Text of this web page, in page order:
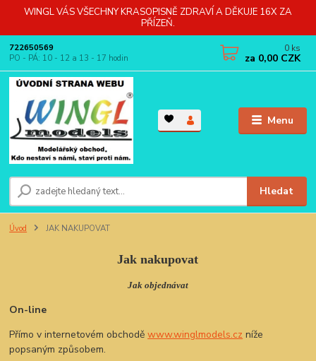
WINGL VÁS VŠECHNY KRASOPISNĚ ZDRAVÍ A DĚKUJE 16X ZA
PŘÍZEŇ.
Menu
Hledat
722650569
PO - PÁ: 10 - 12 a 13 - 17 hodin
0 ks
za 0,00 CZK
Úvod JAK NAKUPOVAT
Jak nakupovat
Jak objednávat
On-line
Přímo v internetovém obchoděwww.winglmodels.cz níže
popsaným způsobem.